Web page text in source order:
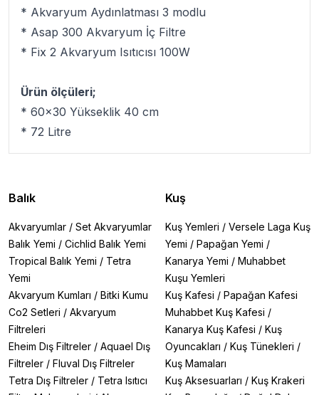
* Akvaryum Aydınlatması 3 modlu
* Asap 300 Akvaryum İç Filtre
* Fix 2 Akvaryum Isıtıcısı 100W
Ürün ölçüleri;
* 60x30 Yükseklik 40 cm
* 72 Litre
Balık
Akvaryumlar / Set Akvaryumlar
Balık Yemi / Cichlid Balık Yemi
Tropical Balık Yemi / Tetra
Yemi
Akvaryum Kumları / Bitki Kumu
Co2 Setleri / Akvaryum
Filtreleri
Eheim Dış Filtreler / Aquael Dış
Filtreler / Fluval Dış Filtreler
Tetra Dış Filtreler / Tetra Isıtıcı
Kuş
Kuş Yemleri / Versele Laga Kuş
Yemi / Papağan Yemi /
Kanarya Yemi / Muhabbet
Kuşu Yemleri
Kuş Kafesi / Papağan Kafesi
Muhabbet Kuş Kafesi /
Kanarya Kuş Kafesi / Kuş
Oyuncakları / Kuş Tünekleri /
Kuş Mamaları
Kuş Aksesuarları / Kuş Krakeri